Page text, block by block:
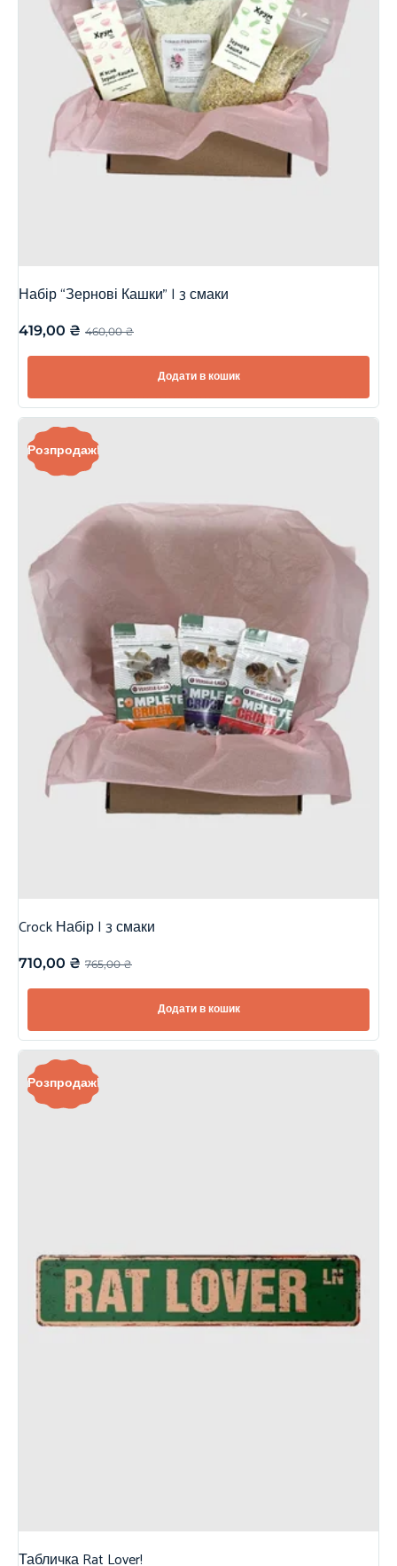
Набір “Зернові Кашки” | 3 смаки
460,00₴
419,00 ₴
Додати в кошик
Розпродаж!
Crock Набір | 3 смаки
765,00₴
710,00 ₴
Додати в кошик
Розпродаж!
Табличка Rat Lover!